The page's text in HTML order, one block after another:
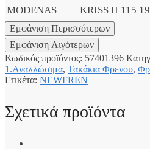
MODENAS
KRISS II 115
Κωδικός προϊόντος: 57401396
1.Αναλλώσιμα, Τακάκια Φρενου,
Ετικέτα: NEWFREN
Σχετικά προϊόντα